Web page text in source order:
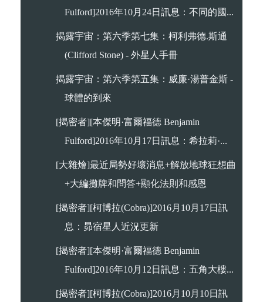
Fulford]2016年10月24日訊息：不同的國...
揭露宇宙：第六季第七集：柯利弗德.斯通
(Clifford Stone) - 外星人手冊
揭露宇宙：第六季第五集：威廉·湯普金斯 -
球體的到來
[揭密者][本傑明·富爾福德 Benjamin
Fulford]2016年10月17日訊息：希拉莉·...
[大雜燴]最近局勢好壞消息+解放地球狂想曲
+大編攤牌和問答+顯化法則和感恩
[揭密者][柯博拉(Cobra)]2016月10月17日訊
息：昴宿星人近況更新
[揭密者][本傑明·富爾福德 Benjamin
Fulford]2016年10月12日訊息：五角大樓...
[揭密者][柯博拉(Cobra)]2016月10月10日訊